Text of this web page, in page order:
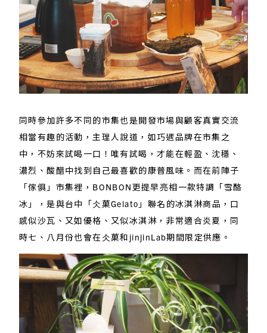
同時參加許多不同的市集也是開發市場與顧客真實交流
相當有趣的活動，主理人說道，如巧遇品牌在市集之
中，不妨來試喝一口！唯有試喝，才能在輕盈、沈穩、
濃烈、酸醋中找到自己最喜歡的康普風味。而在前陣子
「傢俱」市集裡，BONBON更提早亮相一款特調「雪酪
冰」，是與台中「仌菓Gelato」聯名的冰淇淋商品，口
感似沙瓦、又如優格、又似冰淇淋，非常適合炎夏，同
時七、八月份也會在仌菓和jinjinLab期間限定供應。